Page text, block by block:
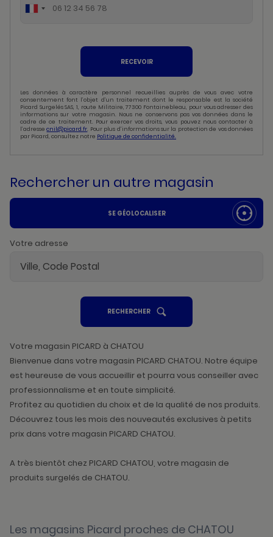
RECEVOIR
Les données à caractère personnel recueillies auprès de vous avec votre
consentement font l’objet d’un traitement dont le responsable est la société
Picard Surgelés SAS, 1, route Militaire, 77300 Fontainebleau, pour vous adresser des
informations sur votre magasin. Nous ne conservons pas vos données dans le
cadre de ce traitement. Pour exercer vos droits, vous pouvez nous contacter à
l’adressecnil@picard.fr. Pour plus d’informations sur la protection de vos données
par Picard, consultez notre Politique de confidentialité.
Rechercher un autre magasin
SE GÉOLOCALISER
Votre adresse
RECHERCHERUN
POINT
VENTE
Votre magasin PICARD à CHATOU
Bienvenue dans votre magasin PICARD CHATOU. Notre équipe
est heureuse de vous accueillir et pourra vous conseiller avec
professionnalisme et en toute simplicité.
Profitez au quotidien du choix et de la qualité de nos produits.
Découvrez tous les mois des nouveautés exclusives à petits
prix dans votre magasin PICARD CHATOU.
A très bientôt chez PICARD CHATOU, votre magasin de
produits surgelés de CHATOU.
Les magasins Picard proches de CHATOU